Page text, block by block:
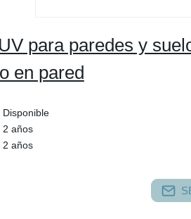
para paredes y
en pared
Disponible
2 años
2 años